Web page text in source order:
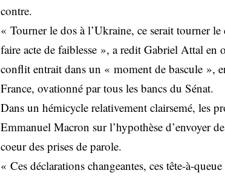
contre.
« Tourner le dos à l’Ukraine, ce serait tourner
faire acte de faiblesse », a redit Gabriel Attal en
conflit entrait dans un « moment de bascule »,
France, ovationné par tous les bancs du Sénat.
Dans un hémicycle relativement clairsemé, les
Emmanuel Macron sur l’hypothèse d’envoyer
coeur des prises de parole.
« Ces déclarations changeantes, ces tête-à-